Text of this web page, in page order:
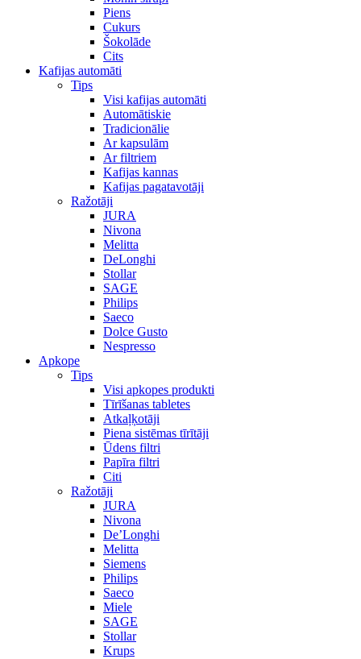
Piens
Cukurs
Šokolāde
Cits
Kafijas automāti
Tips
Visi kafijas automāti
Automātiskie
Tradicionālie
Ar kapsulām
Ar filtriem
Kafijas kannas
Kafijas pagatavotāji
Ražotāji
JURA
Nivona
Melitta
DeLonghi
Stollar
SAGE
Philips
Saeco
Dolce Gusto
Nespresso
Apkope
Tips
Visi apkopes produkti
Tīrīšanas tabletes
Atkaļķotāji
Piena sistēmas tīrītāji
Ūdens filtri
Papīra filtri
Citi
Ražotāji
JURA
Nivona
De’Longhi
Melitta
Siemens
Philips
Saeco
Miele
SAGE
Stollar
Krups